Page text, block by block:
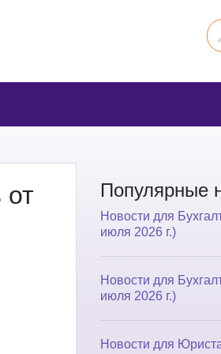
Популярные
Новости для
июля 2026 г.)
Новости для
июля 2026 г.)
Новости для